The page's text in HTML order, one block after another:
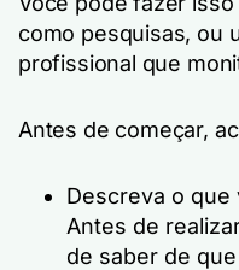
como pesquisas, ou
profissional que
Antes de começar,
Descreva o que
Antes de
de saber de